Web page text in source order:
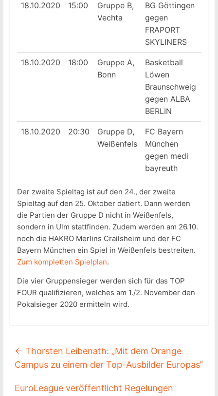
18.10.2020 15:00
Gruppe B,
Vechta
BG Göttingen
gegen
FRAPORT
SKYLINERS
18.10.2020 18:00
Gruppe A,
Bonn
Basketball
Löwen
Braunschweig
gegen ALBA
BERLIN
18.10.2020 20:30
Gruppe D,
Weißenfels
FC Bayern
München
gegen medi
bayreuth
Der zweite Spieltag ist auf den 24., der zweite
Spieltag auf den 25. Oktober datiert. Dann werden
die Partien der Gruppe D nicht in Weißenfels,
sondern in Ulm stattfinden. Zudem werden am 26.10.
noch die HAKRO Merlins Crailsheim und der FC
Bayern München ein Spiel in Weißenfels bestreiten.
Zum kompletten Spielplan.
Die vier Gruppensieger werden sich für das TOP
FOUR qualifizieren, welches am 1./2. November den
Pokalsieger 2020 ermitteln wird.
← Thorsten Leibenath: „Mit dem Orange
Campus zu einem der Top-Ausbilder Europas“
EuroLeague veröffentlicht Regelungen